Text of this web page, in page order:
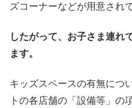
ズコーナーなどが用意され
したがって、 お子さま連れ
ます。
キッズスペースの有無につ
トの各店舗の「設備等」の